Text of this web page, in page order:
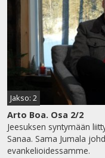
Jakso: 2
Arto Boa. Osa 2/2
Jeesuksen syntymään
Sanaa. Sama Jumala
evankelioidessamme.